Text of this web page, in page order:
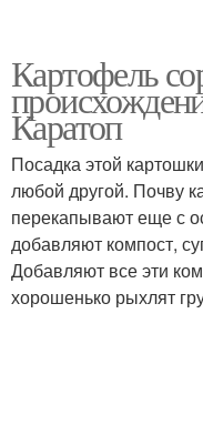
Картофель
Каратоп
Посадка этой
любой другой. Почву
перекапывают еще с
добавляют компост,
Добавляют все эти
хорошенько рыхлят